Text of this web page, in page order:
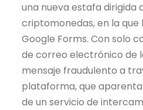
una nueva estafa dirigida
criptomonedas, en la
Google Forms. Con solo
de correo electrónico de
mensaje fraudulento a
plataforma, que
de un servicio de